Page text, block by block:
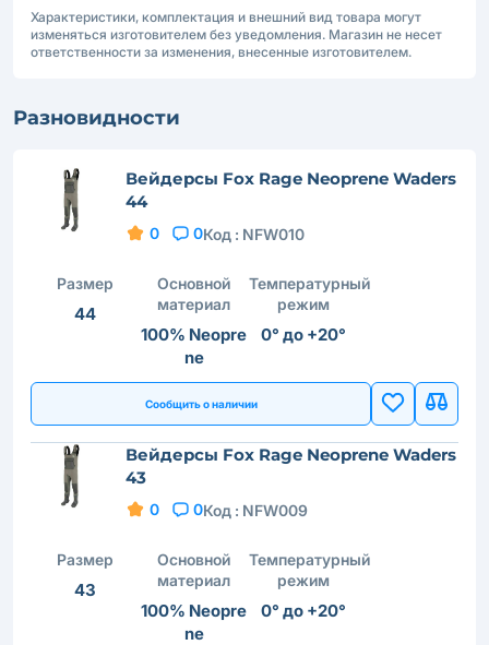
Характеристики, комплектация и внешний вид товара могут
изменяться изготовителем без уведомления. Магазин не несет
ответственности за изменения, внесенные изготовителем.
Разновидности
Вейдерсы Fox Rage Neoprene Waders
44
0 0Код : NFW010
Размер
44
Основной
материал
100% Neopre
ne
Температурный
режим
0° до +20°
Сообщить о наличии
Вейдерсы Fox Rage Neoprene Waders
43
0 0Код : NFW009
Размер
43
Основной
материал
100% Neopre
ne
Температурный
режим
0° до +20°